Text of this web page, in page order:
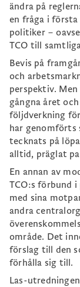
ändra på
en fråga i
politiker –
TCO till
Bevis på
och
perspektiv.
gångna året
följdverkning
har genomförts
tecknats på
alltid, präglat
En annan av
TCO:s förbund
med sina
andra
område. Det
förslag till den
förhålla sig till.
Las-